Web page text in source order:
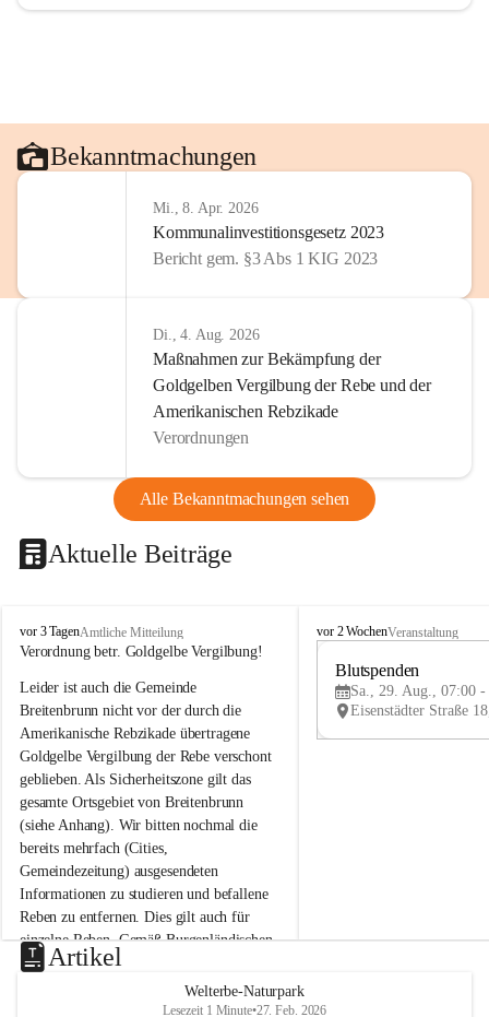
Bekanntmachungen
Mi., 8. Apr. 2026
Kommunalinvestitionsgesetz 2023
Bericht gem. §3 Abs 1 KIG 2023
Di., 4. Aug. 2026
Maßnahmen zur Bekämpfung der
Goldgelben Vergilbung der Rebe und der
Amerikanischen Rebzikade
Verordnungen
Alle Bekanntmachungen sehen
Aktuelle Beiträge
B
r
i
t
e
n
b
r
u
n
n
a
m
N
e
u
s
vor 3 TagenAmtliche Mitteilung
Verordnung betr. Goldgelbe Vergilbung!
Leider ist auch die Gemeinde
Breitenbrunn nicht vor der durch die
Amerikanische Rebzikade übertragene
Goldgelbe Vergilbung der Rebe verschont
geblieben. Als Sicherheitszone gilt das
gesamte Ortsgebiet von Breitenbrunn
(siehe Anhang). Wir bitten nochmal die
bereits mehrfach (Cities,
Gemeindezeitung) ausgesendeten
Informationen zu studieren und befallene
Reben zu entfernen. Dies gilt auch für
einzelne Reben. Gemäß Burgenländischen
Weinbaugesetz sind nicht gepflegte oder
unzulässige Weingärten zu roden! Bitte
helfen wir zusammen um unsere Winzer
B
e
u
e
vor 2 WochenVeranstaltung
Blutspenden
Sa., 29. Aug., 07:00 -
Artikel
Welterbe-Naturpark
Lesezeit 1 Minute•27. Feb. 2026